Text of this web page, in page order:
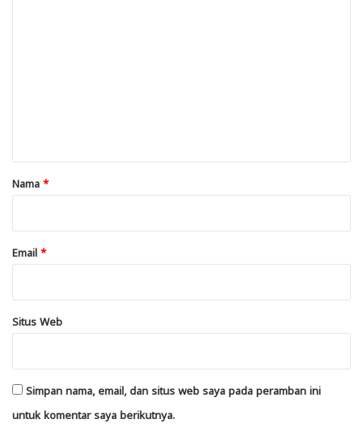
rNama *
Email *
Situs Web
Simpan nama, email, dan situs web saya pada peramban ini
untuk komentar saya berikutnya.